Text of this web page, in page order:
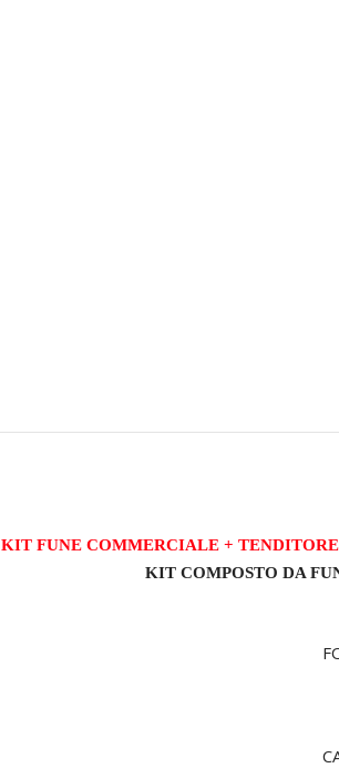
KIT FUNE COMMERCIALE +
KIT COMPOSTO DA